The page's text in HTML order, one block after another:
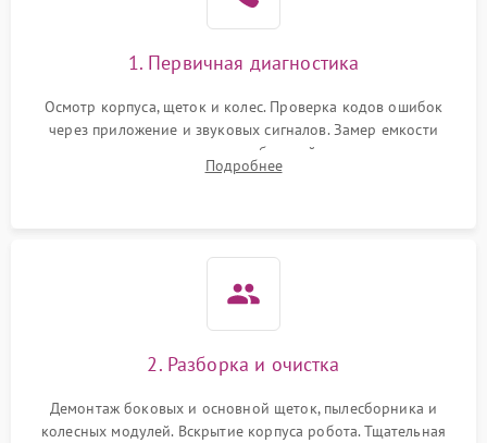
1. Первичная диагностика
Осмотр корпуса, щеток и колес. Проверка кодов ошибок
через приложение и звуковых сигналов. Замер емкости
аккумулятора и тестирование базовой станции зарядки.
Оценка работы лидара, бампера и датчиков падения для
Подробнее
2. Разборка и очистка
Демонтаж боковых и основной щеток, пылесборника и
колесных модулей. Вскрытие корпуса робота. Тщательная